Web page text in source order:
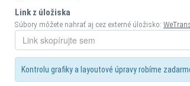
Link z úložiska
Súbory môžete nahrať aj cez externé úložisko:
Kontrolu grafiky a layoutové úpravy robíme